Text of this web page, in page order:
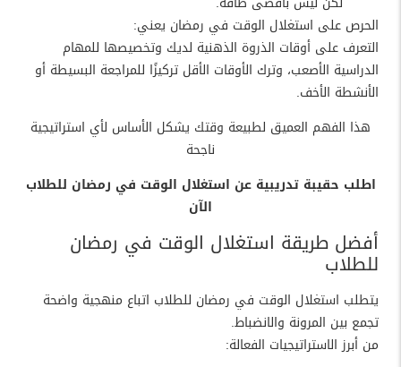
الحرص على استغلال الوقت في رمضان يعني:
التعرف على أوقات الذروة الذهنية لديك وتخصيصها للمهام
الدراسية الأصعب، وترك الأوقات الأقل تركيزًا للمراجعة البسيطة أو
الأنشطة الأخف.
هذا الفهم العميق لطبيعة وقتك يشكل الأساس لأي استراتيجية
ناجحة
اطلب حقيبة تدريبية عن استغلال الوقت في رمضان للطلاب
الآن
أفضل طريقة استغلال الوقت في رمضان
للطلاب
يتطلب استغلال الوقت في رمضان للطلاب اتباع منهجية واضحة
تجمع بين المرونة والانضباط.
من أبرز الاستراتيجيات الفعالة: